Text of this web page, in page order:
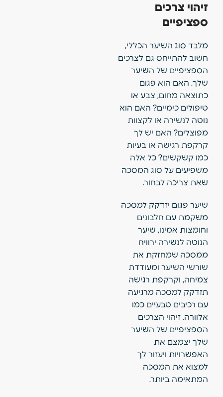
זיהוי צרכים
ספציפיים
מלבד סוג השיער הכללי,
חשוב להתייחס גם לצרכים
הספציפיים של השיער
שלך. האם הוא פגום
כתוצאה מחום, צבע או
טיפולים כימיים? האם הוא
נוטה לנשירה או לקצוות
מפוצלים? האם יש לך
קרקפת רגישה או בעיות
כמו קשקשים? כל אלה
משפיעים על סוג המסכה
שאת צריכה לבחור.
שיער פגום יזדקק למסכה
משקמת עם חלבונים
וחומצות אמינו, שיער
הנוטה לנשירה ירוויח
ממסכה שמחזקת את
שורשי השיער ומעודדת
צמיחה, וקרקפת רגישה
תזדקק למסכה מרגיעה
עם רכיבים טבעיים כמו
אלוורה. זיהוי הצרכים
הספציפיים של השיער
שלך יצמצם את
האפשרויות ויעזור לך
למצוא את המסכה
המתאימה ביותר.